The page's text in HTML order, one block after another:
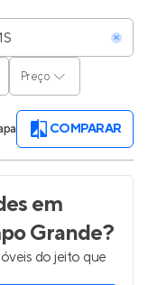
Preço
COMPARAR
em
Grande?
do jeito que